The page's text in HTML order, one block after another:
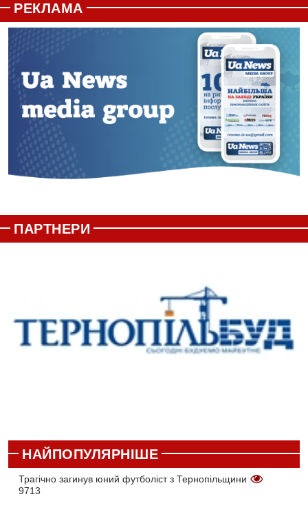
РЕКЛАМА
ПАРТНЕРИ
НАЙПОПУЛЯРНІШЕ
Трагічно загинув юний футболіст з Тернопільщини
9713